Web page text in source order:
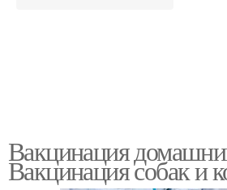
Вакцинация
Вакцинация собак и